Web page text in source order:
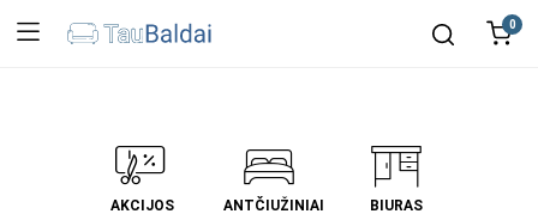
0
AKCIJOS
ANTČIUŽINIAI
BIURAS